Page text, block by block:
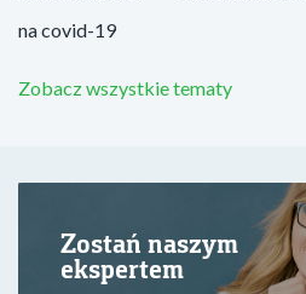
na covid-19
Zobacz wszystkie tematy
Zostań naszym
ekspertem